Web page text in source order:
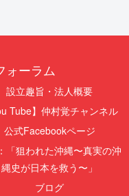
ォーラム
設立趣旨・法人概要
Tube】仲村覚チャンネル
公式Facebookページ
「狙われた沖縄〜真実の沖
縄史が日本を救う〜」
ブログ